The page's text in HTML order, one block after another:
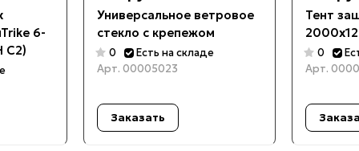
6-
C2)
Универсальное ветровое
стекло с крепежом
0
Есть на складе
Арт. 00005023
Заказать
Тент
0
Арт.